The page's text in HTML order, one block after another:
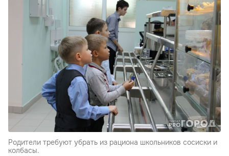
Родители требуют убрать из рациона школьников сосиски и
колбасы.